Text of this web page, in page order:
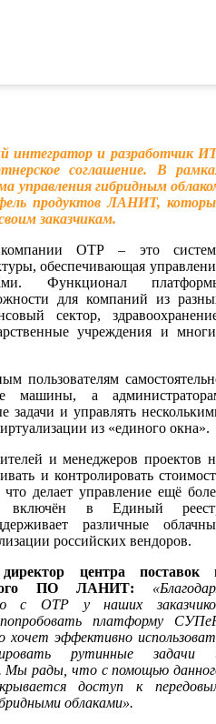
интегратор и разработчик
соглашение. В
управления гибридным
продуктов ЛАНИТ,
заказчикам.
ОТР – это
обеспечивающая
Функционал
для компаний из
сектор,
учреждения и
пользователям
машины, а
задачи и управлять
из «единого окна».
и менеджеров проектов
и контролировать
делает управление ещё
включён в Единый
различные
российских вендоров.
центра поставок
ПО ЛАНИТ:
с ОТР у наших
платформу
хочет эффективно
рутинные задачи
Мы рады, что с помощью
доступ к
облаками».